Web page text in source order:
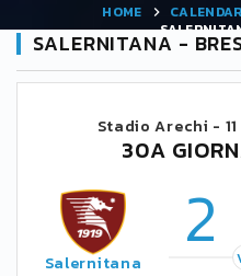
HOME
SALERNITANA -
Stadio Arechi -
30A
Salernitana 2